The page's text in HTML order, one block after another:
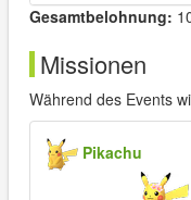
Gesamtbelohnung:
Missionen
Während des Events
Pikachu